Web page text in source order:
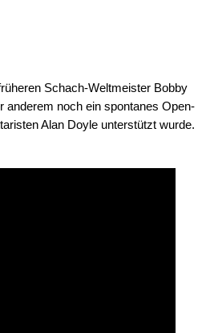
Schach-Weltmeister Bobby
anderem noch ein spontanes Open-
Alan Doyle unterstützt wurde.